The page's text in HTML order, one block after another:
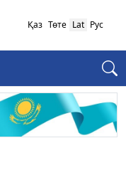
Қаз Төте Lat Рус